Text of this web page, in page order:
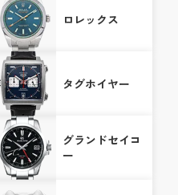
ロレックス
タグホイヤー
グランドセイコ
ー